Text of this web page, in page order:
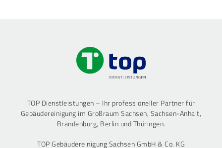
TOP Dienstleistungen – Ihr professioneller Partner für
Gebäudereinigung im Großraum Sachsen, Sachsen-Anhalt,
Brandenburg, Berlin und Thüringen.
TOP Gebäudereinigung Sachsen GmbH & Co. KG